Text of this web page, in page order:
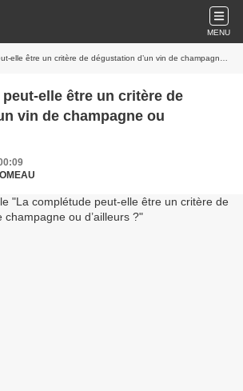
MENU
être un critère de dégustation d’un vin de champagne ou d’ailleurs ?
elle être un critère de
vin de champagne ou